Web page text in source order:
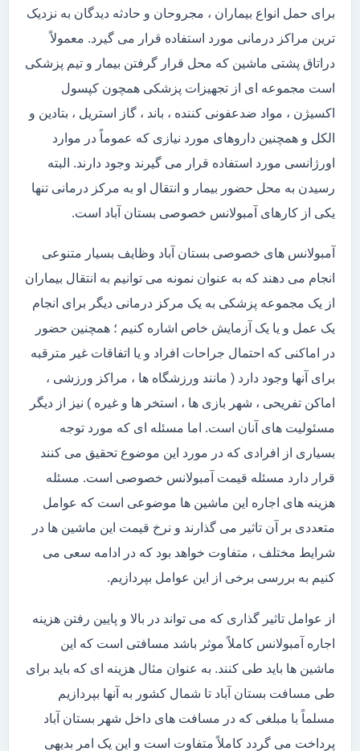
برای حمل انواع بیماران ، مجروحان و حادثه دیدگان به نزدیک
ترین مراکز درمانی مورد استفاده قرار می گیرد. معمولاً
دراتاق پشتی ماشین که محل قرار گرفتن بیمار و تیم پزشکی
است مجموعه ای از تجهیزات پزشکی همچون کپسول
اکسیژن ، مواد ضدعفونی کننده ، باند ، گاز استریل ، بتادین و
الکل و همچنین داروهای مورد نیازی که عموماً در موارد
اورژانسی مورد استفاده قرار می گیرند وجود دارند. البته
رسیدن به محل حضور بیمار و انتقال او به مرکز درمانی تنها
یکی از کارهای آمبولانس خصوصی بستان آباد است.
آمبولانس های خصوصی بستان آباد وظایف بسیار متنوعی
انجام می دهند که به عنوان نمونه می توانیم به انتقال بیماران
از یک مجموعه پزشکی به یک مرکز درمانی دیگر برای انجام
یک عمل و یا یک آزمایش خاص اشاره کنیم ؛ همچنین حضور
در اماکنی که احتمال جراحات افراد و یا اتفاقات غیر مترقبه
برای آنها وجود دارد ( مانند ورزشگاه ها ، مراکز ورزشی ،
اماکن تفریحی ، شهر بازی ها ، استخر ها و غیره ) نیز از دیگر
مسئولیت های آنان است. اما مسئله ای که مورد توجه
بسیاری از افرادی که در مورد این موضوع تحقیق می کنند
قرار دارد مسئله قیمت آمبولانس خصوصی است. مسئله
هزینه های اجاره این ماشین ها موضوعی است که عوامل
متعددی بر آن تاثیر می گذارند و نرخ قیمت این ماشین ها در
شرایط مختلف ، متفاوت خواهد بود که در ادامه سعی می
کنیم به بررسی برخی از این عوامل بپردازیم.
از عوامل تاثیر گذاری که می تواند در بالا و پایین رفتن هزینه
اجاره آمبولانس کاملاً موثر باشد مسافتی است که این
ماشین ها باید طی کنند. به عنوان مثال هزینه ای که باید برای
طی مسافت بستان آباد تا شمال کشور به آنها بپردازیم
مسلماً با مبلغی که در مسافت های داخل شهر بستان آباد
پرداخت می گردد کاملاً متفاوت است و این یک امر بدیهی